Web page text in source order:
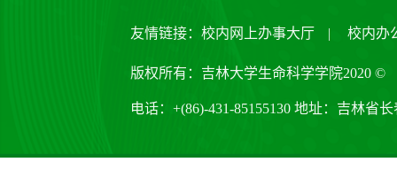
友情链接： 校内网上办事大厅 | 校内办
版权所有：吉林大学生命科学学院2020 ©
电话：+(86)-431-85155130 地址：吉林省